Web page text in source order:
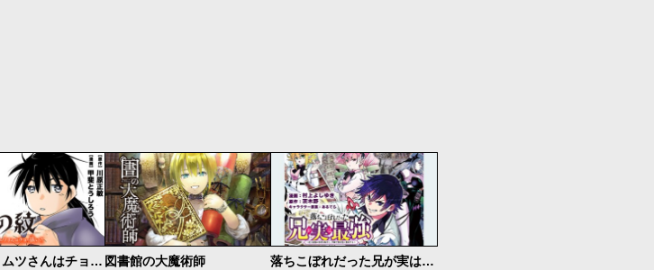
修羅の紋 ムツさんはチョー強い？！ 図書館の大魔術師 落ちこぼれだった兄が実は最強 ～史上最強の勇者は転生し、学園で無自覚に無双する～